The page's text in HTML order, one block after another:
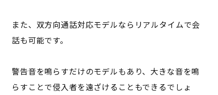
また、双方向通話対応モデルならリアルタイムで会
話も可能です。
警告音を鳴らすだけのモデルもあり、大きな音を鳴
らすことで侵入者を遠ざけることもできるでしょ